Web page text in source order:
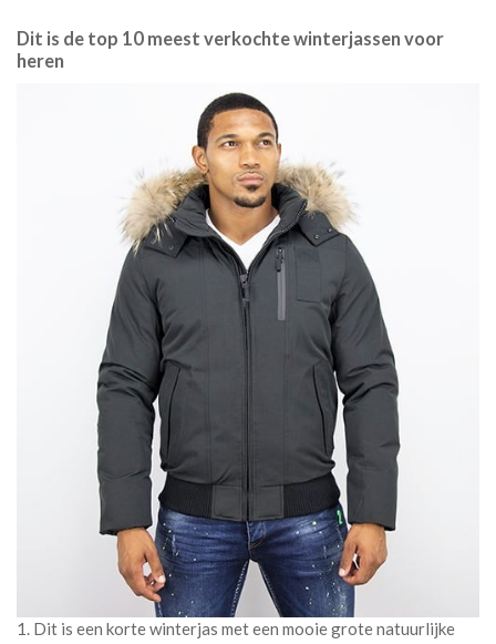
Dit is de top 10 meest verkochte winterjassen voor
heren
1. Dit is een korte winterjas met een mooie grote natuurlijke